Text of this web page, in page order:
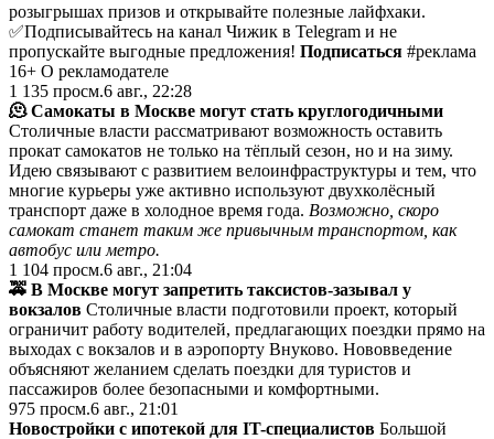
розыгрышах призов и открывайте полезные лайфхаки.
✅Подписывайтесь на канал Чижик в Telegram и не
пропускайте выгодные предложения! Подписаться #реклама
16+ О рекламодателе
1 135 просм.6 авг., 22:28
🫠 Самокаты в Москве могут стать круглогодичными
Столичные власти рассматривают возможность оставить
прокат самокатов не только на тёплый сезон, но и на зиму.
Идею связывают с развитием велоинфраструктуры и тем, что
многие курьеры уже активно используют двухколёсный
транспорт даже в холодное время года. Возможно, скоро
самокат станет таким же привычным транспортом, как
автобус или метро.
1 104 просм.6 авг., 21:04
🚕 В Москве могут запретить таксистов-зазывал у
вокзалов Столичные власти подготовили проект, который
ограничит работу водителей, предлагающих поездки прямо на
выходах с вокзалов и в аэропорту Внуково. Нововведение
объясняют желанием сделать поездки для туристов и
пассажиров более безопасными и комфортными.
975 просм.6 авг., 21:01
Новостройки с ипотекой для IT-специалистов Большой